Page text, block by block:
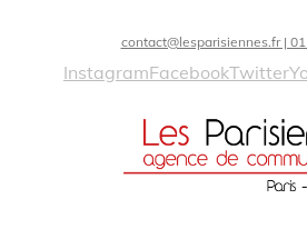
contact@lesparisiennes.fr |
InstagramFacebookTwitter